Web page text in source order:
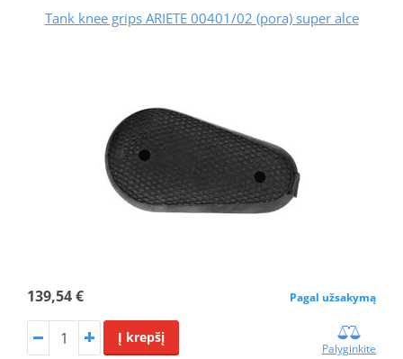
Tank knee grips ARIETE 00401/02 (pora) super alce
139,54 € Pagal užsakymą
Į krepšį
Palyginkite